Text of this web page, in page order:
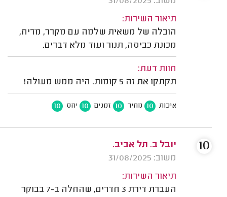
תיאור השירות:
הובלה של משאית שלמה עם מקרר, מדיח,
מכונת כביסה, תנור ועוד מלא דברים.
חוות דעת:
תקתקו את זה 5 קומות. היה ממש מעולה!
איכות 10 מחיר 10 זמנים 10 יחס 10
יובל ב. תל אביב.
משוב: 31/08/2025
תיאור השירות:
העברת דירת 3 חדרים, שהחלה ב-7 בבוקר
10